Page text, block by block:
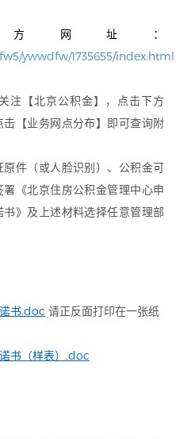
网址：
ywwdfw/1735655/index.html
注【北京公积金】，点击下方
击【业务网点分布】即可查询附
件（或人脸识别）、公积金可
《北京住房公积金管理中心申
》及上述材料选择任意管理部
书.doc 请正反面打印在一张纸
书（样表）.doc